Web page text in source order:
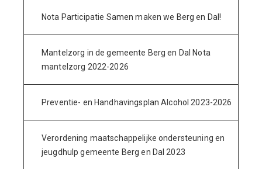
Nota Participatie Samen maken we Berg en Dal!
Mantelzorg in de gemeente Berg en Dal Nota
mantelzorg 2022-2026
Preventie- en Handhavingsplan Alcohol 2023-2026
Verordening maatschappelijke ondersteuning en
jeugdhulp gemeente Berg en Dal 2023